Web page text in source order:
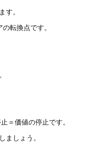
す。
転換点です。
＝価値の停止です。
ましょう。